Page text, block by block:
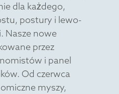
dla każdego,
postury i lewo-
Nasze nowe
przez
i panel
Od czerwca
myszy,